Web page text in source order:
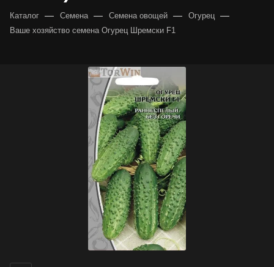
Каталог — Семена — Семена овощей — Огурец —
Ваше хозяйство семена Огурец Шремски F1